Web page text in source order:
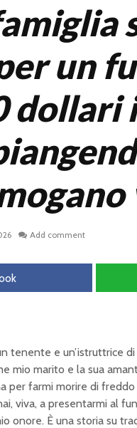
un
dollari
Add comment
tenente e un’istruttrice
mio marito e la sua
per farmi morire di freddo
viva, a presentarmi al
onore. È una storia su